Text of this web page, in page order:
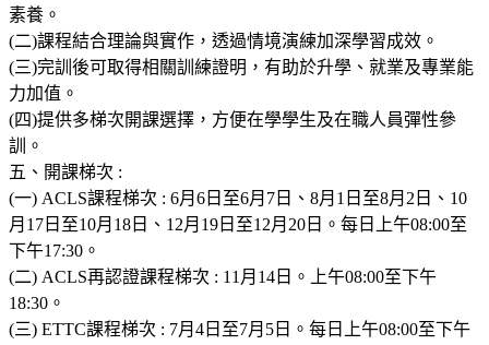
素養。
(二)課程結合理論與實作，透過情境演練加深學習成效。
(三)完訓後可取得相關訓練證明，有助於升學、就業及專業能
力加值。
(四)提供多梯次開課選擇，方便在學學生及在職人員彈性參
訓。
五、開課梯次 :
(一) ACLS課程梯次 : 6月6日至6月7日、8月1日至8月2日、10
月17日至10月18日、12月19日至12月20日。每日上午08:00至
下午17:30。
(二) ACLS再認證課程梯次 : 11月14日。上午08:00至下午
18:30。
(三) ETTC課程梯次 : 7月4日至7月5日。每日上午08:00至下午